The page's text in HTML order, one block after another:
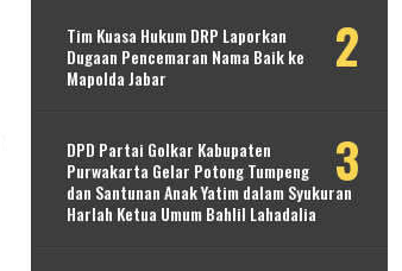
Tim Kuasa Hukum DRP Laporkan
Dugaan Pencemaran Nama Baik ke
Mapolda Jabar
DPD Partai Golkar Kabupaten
Purwakarta Gelar Potong Tumpeng
dan Santunan Anak Yatim dalam Syukuran
Harlah Ketua Umum Bahlil Lahadalia